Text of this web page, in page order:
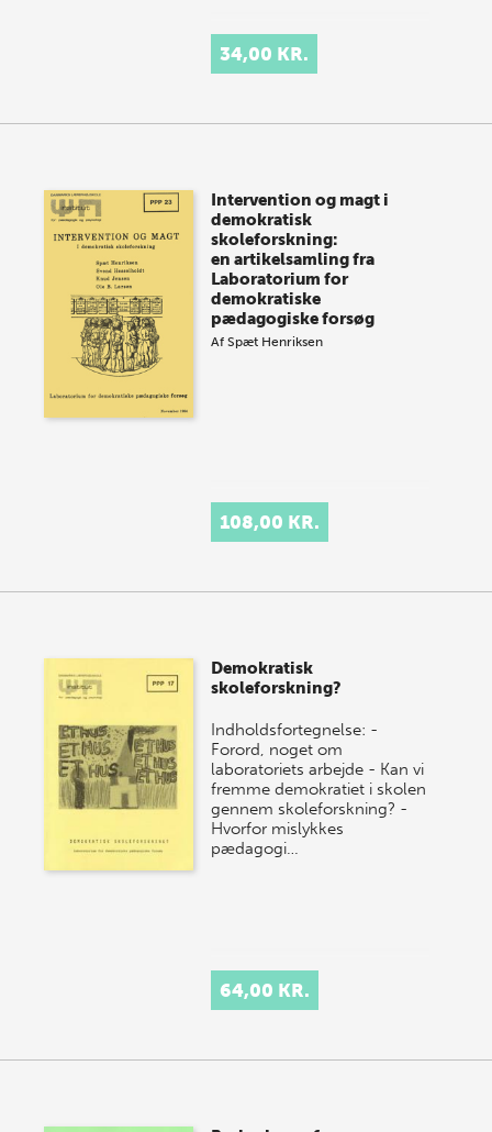
34,00 KR.
Intervention og magt i
demokratisk
skoleforskning:
en artikelsamling fra
Laboratorium for
demokratiske
pædagogiske forsøg
AfSpæt Henriksen
108,00 KR.
Demokratisk
skoleforskning?
Indholdsfortegnelse: -
Forord, noget om
laboratoriets arbejde - Kan vi
fremme demokratiet i skolen
gennem skoleforskning? -
Hvorfor mislykkes
pædagogi…
64,00 KR.